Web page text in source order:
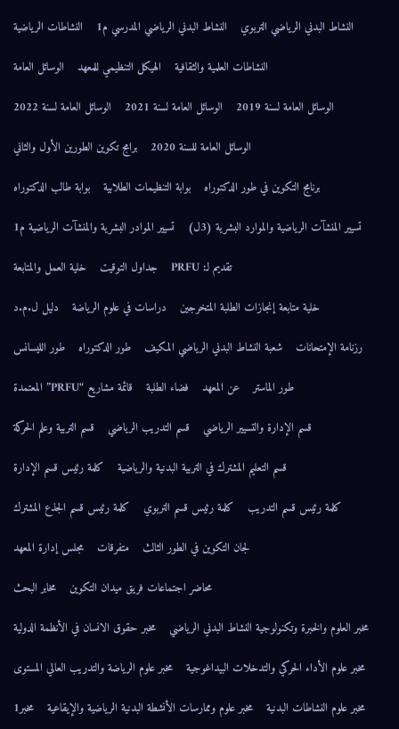
النشاط البدني الرياضي المدرسي م1
النشاطات الرياضية
الهيكل التنظيمي للمعهد
الوسائل العامة
الوسائل العامة لسنة 2021
الوسائل العامة لسنة 2022
برامج تكوين الطورين الأول والثاني
بوابة التنظيمات الطلابية
بوابة طالب الدكتوراه
البشرية (3ل)
تسيير الموادر البشرية والمنشآت الرياضية م1
خلية العمل والمتابعة
الطلبة المتخرجين
دراسات في علوم الرياضة
دليل ل.م.د
البدني الرياضي المكيف
طور الدكتوراه
طور الليسانس
فضاء الطلبة
قائمة مشاريع “PRFU” المعتمدة
قسم التدريب الرياضي
قسم التربية وعلم الحركة
المشترك في التربية البدنية والرياضية
كلمة رئيس قسم الإدارة
كلمة رئيس قسم التربوي
كلمة رئيس قسم الجذع المشترك
متفرقات
مجلس إدارة المعهد
محاضر اجتماعات فريق ميدان التكوين
مخابر البحث
النشاط البدني الرياضي
مخبر حقوق الانسان في الأنظمة الدولية
البيداغوجية
مخبر علوم الرياضة والتدريب العالي المستوى
مخبر علوم وممارسات الأنشطة البدنية الرياضية والإيقاعية
مخبر1